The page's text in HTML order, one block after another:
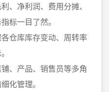
、净利润、费用分摊、
标一目了然。
仓库库存变动、周转率
、产品、销售员等多角
化管理。